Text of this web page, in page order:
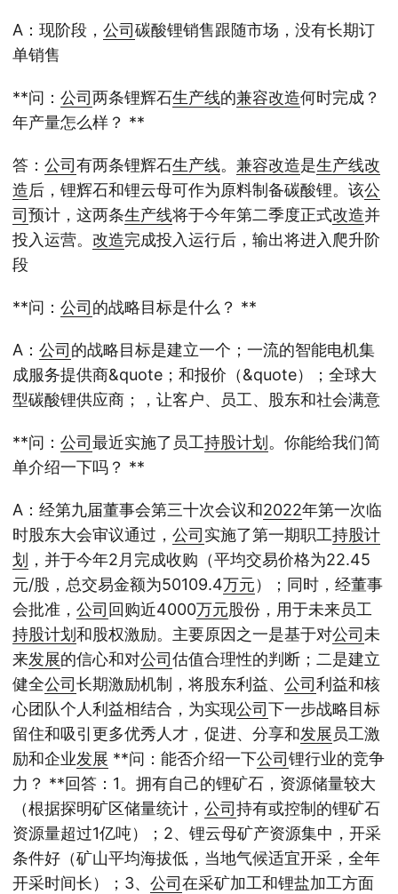
A：现阶段， 公司碳酸锂销售跟随市场，没有长期订
单销售
**问： 公司两条锂辉石生产线的兼容改造何时完成？
年产量怎么样？ **
答： 公司有两条锂辉石生产线。 兼容改造是生产线改
造后，锂辉石和锂云母可作为原料制备碳酸锂。该公
司预计，这两条生产线将于今年第二季度正式改造并
投入运营。 改造完成投入运行后，输出将进入爬升阶
段
**问： 公司 的战略目标是什么？ **
A： 公司 的战略目标是建立一个；一流的智能电机集
成服务提供商&quote；和报价（&quote）；全球大
型碳酸锂供应商；，让客户、员工、股东和社会满意
**问： 公司最近实施了员工持股计划 。你能给我们简
单介绍一下吗？ **
A：经第九届董事会第三十次会议和2022年第一次临
时股东大会审议通过， 公司 实施了第一期职工持股计
划 ，并于今年2月完成收购（平均交易价格为22.45
元/股，总交易金额为50109.4万元）；同时，经董事
会批准， 公司 回购近4000万元股份，用于未来员工
持股计划和股权激励。主要原因之一是基于对公司未
来发展的信心和对公司估值合理性的判断；二是建立
健全公司长期激励机制，将股东利益、 公司利益和核
心团队个人利益相结合，为实现公司下一步战略目标
留住和吸引更多优秀人才，促进、分享和发展员工激
励和企业发展 **问：能否介绍一下公司锂行业的竞争
力？ **回答：1。拥有自己的锂矿石，资源储量较大
（根据探明矿区储量统计， 公司持有或控制的锂矿石
资源量超过1亿吨）；2、锂云母矿产资源集中，开采
条件好（矿山平均海拔低，当地气候适宜开采，全年
开采时间长）；3、 公司在采矿加工和锂盐加工方面